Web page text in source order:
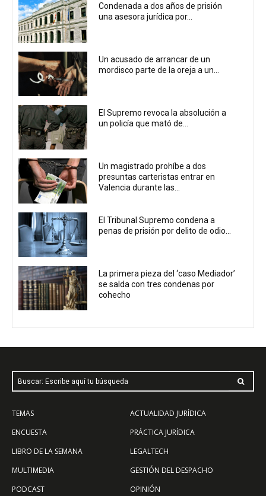
Condenada a dos años de prisión
una asesora jurídica por...
Un acusado de arrancar de un
mordisco parte de la oreja a un...
El Supremo revoca la absolución a
un policía que mató de...
Un magistrado prohíbe a dos
presuntas carteristas entrar en
Valencia durante las...
El Tribunal Supremo condena a
penas de prisión por delito de odio...
La primera pieza del ‘caso Mediador’
se salda con tres condenas por
cohecho
Buscar: Escribe aquí tu búsqueda
TEMAS
ENCUESTA
LIBRO DE LA SEMANA
MULTIMEDIA
PODCAST
ACTUALIDAD JURÍDICA
PRÁCTICA JURÍDICA
LEGALTECH
GESTIÓN DEL DESPACHO
OPINIÓN